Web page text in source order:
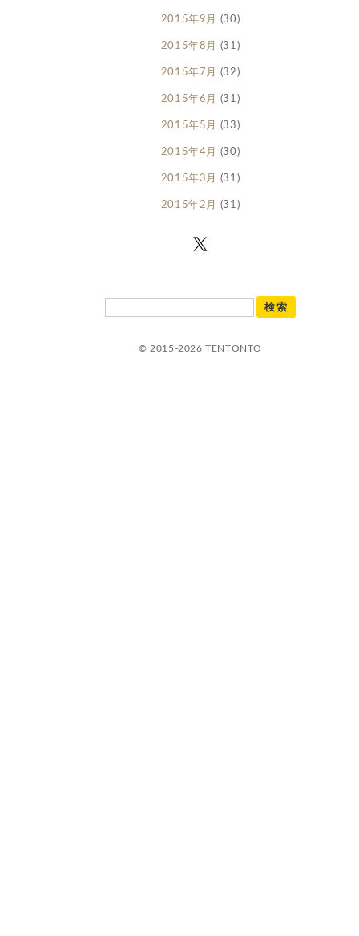
2015年9月 (30)
2015年8月 (31)
2015年7月 (32)
2015年6月 (31)
2015年5月 (33)
2015年4月 (30)
2015年3月 (31)
2015年2月 (31)
© 2015-2026 TENTONTO